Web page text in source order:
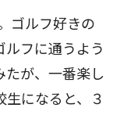
ゴルフ好きの
フに通うよう
たが、一番楽し
になると、３